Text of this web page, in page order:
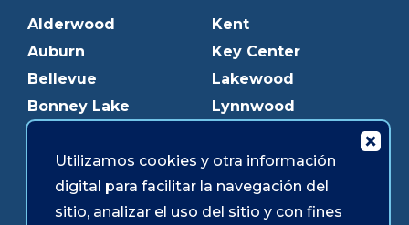
Alderwood
Auburn
Bellevue
Bonney Lake
Bothell
Burien
Downtown Olympia
Downtown Tacoma
Kent
Key Center
Lakewood
Lynnwood
Olympia
Pacific Ave
Parkland
Utilizamos cookies y otra información
digital para facilitar la navegación del
sitio, analizar el uso del sitio y con fines